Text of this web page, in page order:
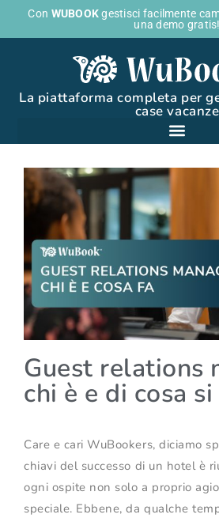
Con WUBOOKgestisci facilmente
una demo gratis!
La piattaforma completa per
case vacanze
Guest relations
chi è e di cosa
Care e cari WuBookers, diciamo
chiavi del successo di un hotel è
ogni ospite non solo a proprio
speciale. Ebbene, da qualche